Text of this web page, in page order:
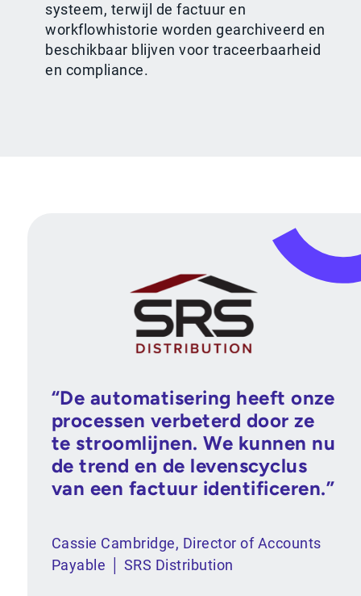
systeem, terwijl de factuur en
workflowhistorie worden gearchiveerd en
beschikbaar blijven voor traceerbaarheid
en compliance.
“De automatisering heeft onze
processen verbeterd door ze
te stroomlijnen. We kunnen nu
de trend en de levenscyclus
van een factuur identificeren.”
Cassie Cambridge, Director of Accounts
Payable │ SRS Distribution